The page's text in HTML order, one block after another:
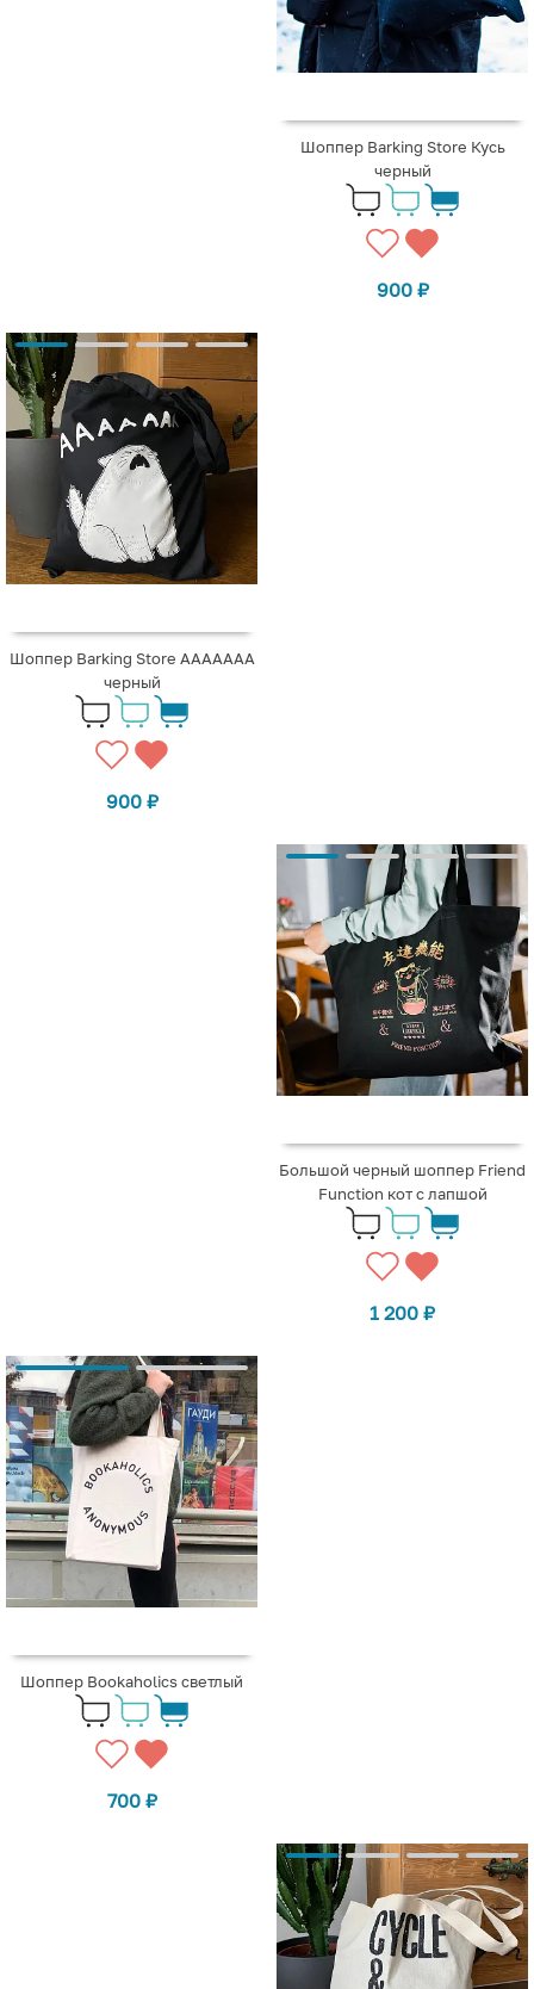
Шоппер Barking Store Кусь
черный
900 ₽
Шоппер Barking Store ААААААА
черный
900 ₽
Большой черный шоппер Friend
Function кот с лапшой
1 200 ₽
Шоппер Bookaholics светлый
700 ₽